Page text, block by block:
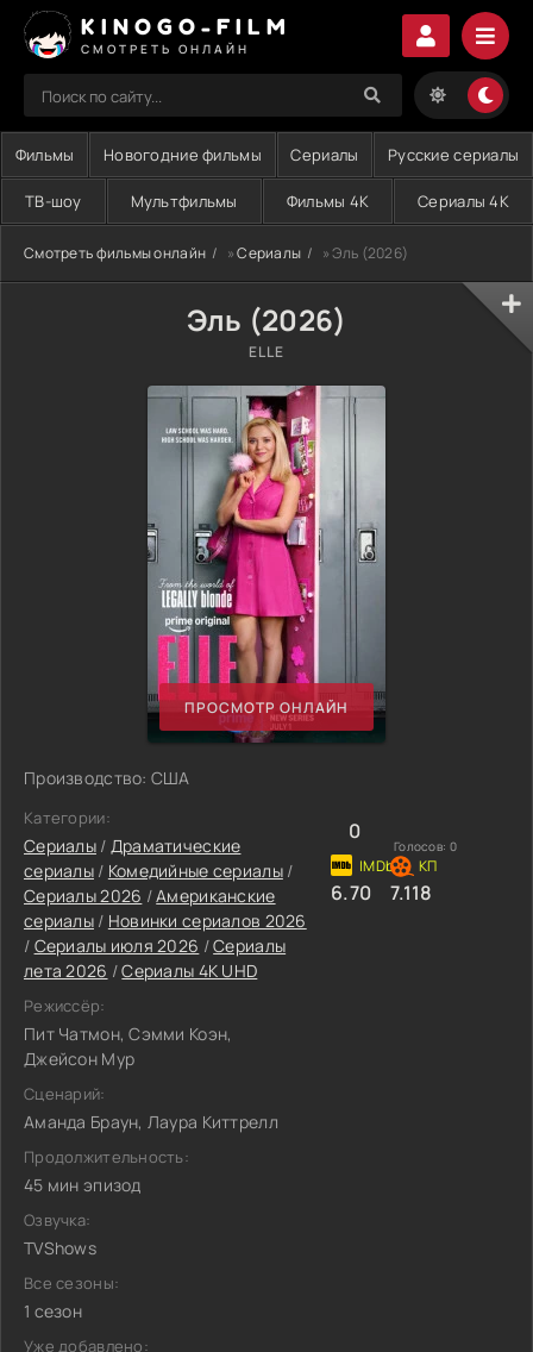
KINOGO-FILM
СМОТРЕТЬ ОНЛАЙН
Фильмы Новогодние фильмы Сериалы Русские сериалы
ТВ-шоу Мультфильмы Фильмы 4K Сериалы 4K
Смотреть фильмы онлайн »Сериалы » Эль (2026)
Эль (2026)
ELLE
ПРОСМОТР ОНЛАЙН
Производство: США
Категории:
Сериалы/ Драматические
сериалы/ Комедийные сериалы/
Сериалы 2026 /Американские
сериалы/ Новинки сериалов 2026
/ Сериалы июля 2026 /Сериалы
лета 2026 /Сериалы 4K UHD
Режиссёр:
Пит Чатмон, Сэмми Коэн,
Джейсон Мур
Сценарий:
Аманда Браун, Лаура Киттрелл
Продолжительность:
45 мин эпизод
Озвучка:
TVShows
Все сезоны:
1 сезон
Уже добавлено:
0
Голосов: 0
6.70 7.118